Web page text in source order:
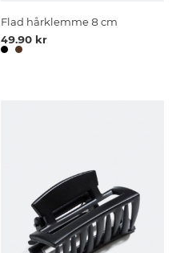
Flad hårklemme 8 cm
49.90 kr